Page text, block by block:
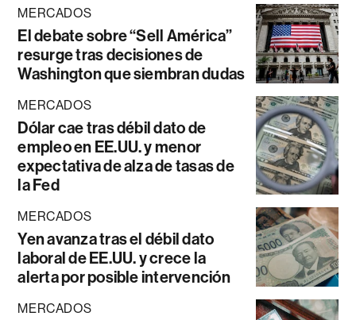
MERCADOS
El debate sobre “Sell América”
resurge tras decisiones de
Washington que siembran dudas
MERCADOS
Dólar cae tras débil dato de
empleo en EE.UU. y menor
expectativa de alza de tasas de
la Fed
MERCADOS
Yen avanza tras el débil dato
laboral de EE.UU. y crece la
alerta por posible intervención
MERCADOS